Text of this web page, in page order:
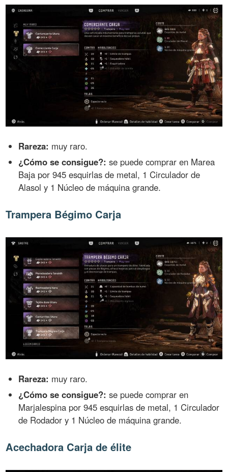
Rareza: muy raro.
¿Cómo se consigue?: se puede comprar en Marea
Baja por 945 esquirlas de metal, 1 Circulador de
Alasol y 1 Núcleo de máquina grande.
Trampera Bégimo Carja
Rareza: muy raro.
¿Cómo se consigue?: se puede comprar en
Marjalespina por 945 esquirlas de metal, 1 Circulador
de Rodador y 1 Núcleo de máquina grande.
Acechadora Carja de élite